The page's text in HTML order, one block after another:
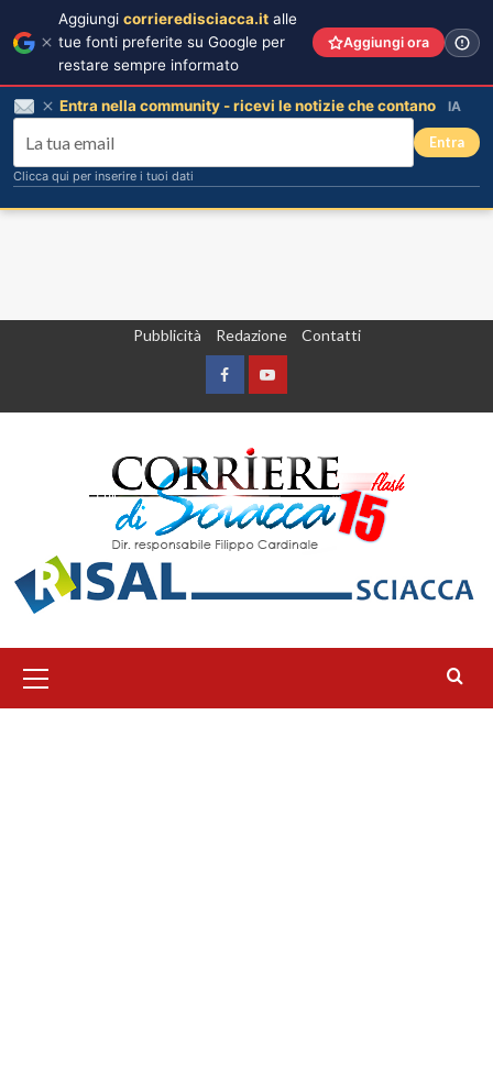
Pubblicità Redazione Contatti
FacebookYountube
principale
Aggiungi corrieredisciacca.it alle
tue fonti preferite su Google per
restare sempre informato
Aggiungi ora
Entra nella community - ricevi le notizie che contano IA
Entra
Clicca qui per inserire i tuoi dati